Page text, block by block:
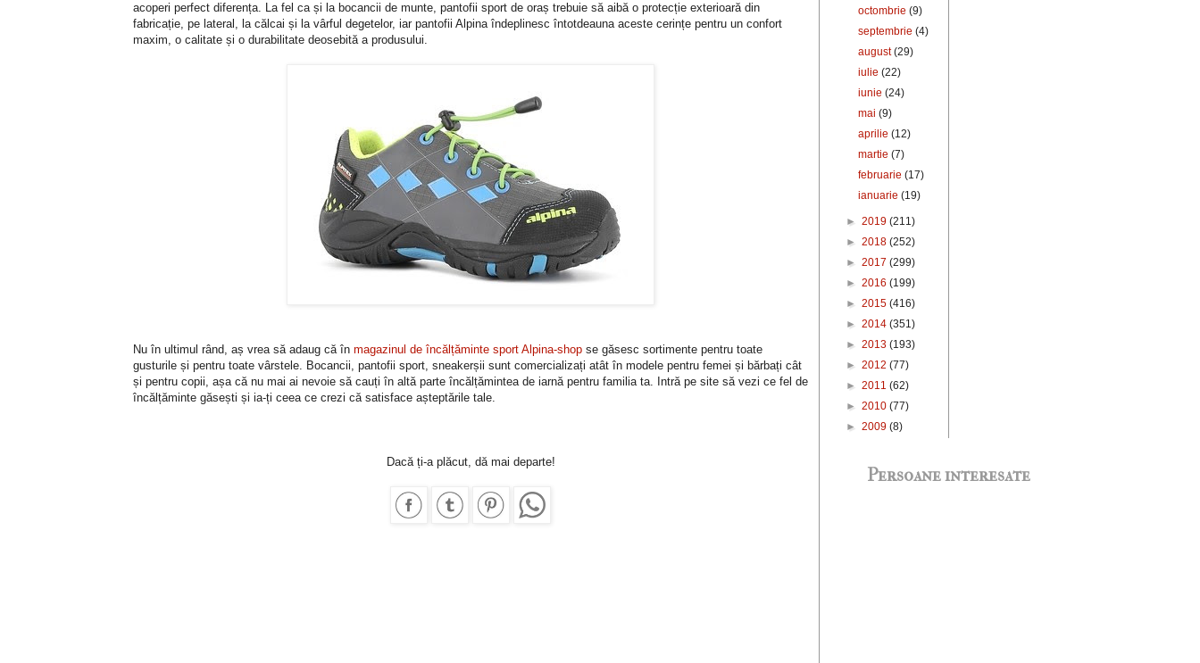
acoperi perfect diferența. La fel ca și la bocancii de munte, pantofii sport de oraș trebuie să aibă o protecție exterioară din
fabricație, pe lateral, la călcai și la vârful degetelor, iar pantofii Alpina îndeplinesc întotdeauna aceste cerințe pentru un confort
maxim, o calitate și o durabilitate deosebită a produsului.
Nu în ultimul rând, aș vrea să adaug că în magazinul de încălțăminte sport Alpina-shop se găsesc sortimente pentru toate
gusturile și pentru toate vârstele. Bocancii, pantofii sport, sneakerșii sunt comercializați atât în modele pentru femei și bărbați cât
și pentru copii, așa că nu mai ai nevoie să cauți în altă parte încălțămintea de iarnă pentru familia ta. Intră pe site să vezi ce fel de
încălțăminte găsești și ia-ți ceea ce crezi că satisface așteptările tale.
Dacă ți-a plăcut, dă mai departe!
octombrie(9)
septembrie(4)
august(29)
iulie(22)
iunie(24)
mai(9)
aprilie(12)
martie(7)
februarie(17)
ianuarie(19)
► 2019 (211)
► 2018 (252)
► 2017 (299)
► 2016 (199)
► 2015 (416)
► 2014 (351)
► 2013 (193)
► 2012 (77)
► 2011 (62)
► 2010 (77)
► 2009 (8)
Persoane interesate